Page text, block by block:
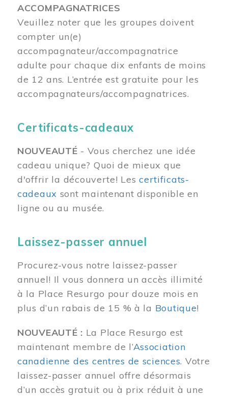
ACCOMPAGNATRICES
Veuillez noter que les groupes doivent
compter un(e)
accompagnateur/accompagnatrice
adulte pour chaque dix enfants de moins
de 12 ans. L’entrée est gratuite pour les
accompagnateurs/accompagnatrices.
Certificats-cadeaux
NOUVEAUTÉ - Vous cherchez une idée
cadeau unique? Quoi de mieux que
d'offrir la découverte! Lescertificats-
cadeaux sont maintenant disponible en
ligne ou au musée.
Laissez-passer annuel
Procurez-vous notre laissez-passer
annuel! Il vous donnera un accès illimité
à la Place Resurgo pour douze mois en
plus d’un rabais de 15 % à la Boutique!
NOUVEAUTÉ : La Place Resurgo est
maintenant membre de l’Association
canadienne des centres de sciences. Votre
laissez-passer annuel offre désormais
d’un accès gratuit ou à prix réduit à une